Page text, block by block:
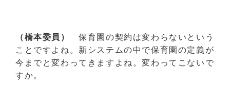
（橋本委員）
保育園の契約は変わらないという
ことですよね。新システムの中で保育園の定義が
今までと変わってきますよね。変わってこないで
すか。